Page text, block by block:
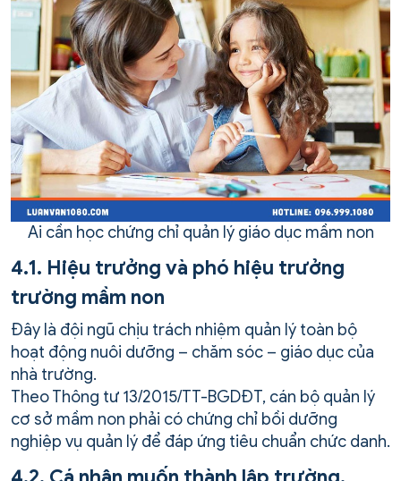
Ai cần học chứng chỉ quản lý giáo dục mầm non
4.1. Hiệu trưởng và phó hiệu trưởng
trường mầm non
Đây là đội ngũ chịu trách nhiệm quản lý toàn bộ
hoạt động nuôi dưỡng – chăm sóc – giáo dục của
nhà trường.
Theo Thông tư 13/2015/TT-BGDĐT, cán bộ quản lý
cơ sở mầm non phải có chứng chỉ bồi dưỡng
nghiệp vụ quản lý để đáp ứng tiêu chuẩn chức danh.